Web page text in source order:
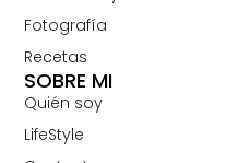
SOBRE MI
Quién soy
LifeStyle
Fotografía
Recetas